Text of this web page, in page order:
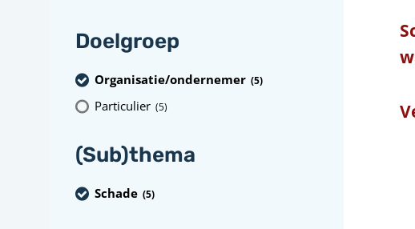
Doelgroep
Organisatie/ondernemer (5)
Particulier (5)
(Sub)thema
Schade (5)